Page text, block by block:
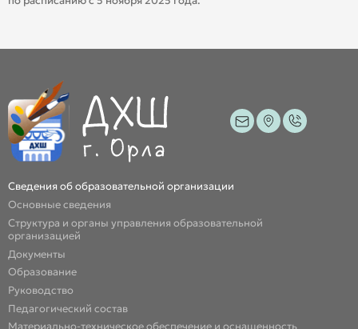
Сведения об образовательной организации
Основные сведения
Структура и органы управления образовательной
организацией
Документы
Образование
Руководство
Педагогический состав